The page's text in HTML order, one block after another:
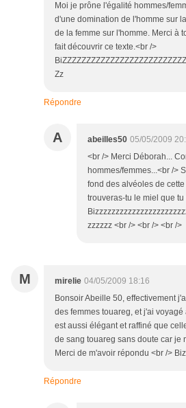
Moi je prône l'égalité hommes/
d'une domination de l'homme sur
de la femme sur l'homme. Merci à
fait découvrir ce texte.<br />
Zz
Répondre
A abeilles50 05/05/2009
<br /> Merci Déborah...
hommes/femmes...<br />
fond des alvéoles de
trouveras-tu le miel que
zzzzzz <br /> <br /> <br />
M mirelie 04/05/2009 18:16
Bonsoir Abeille 50, effectivement
des femmes touareg, et j'ai
est aussi élégant et raffiné que
de sang touareg sans doute car je
Merci de m'avoir répondu <br />
Répondre